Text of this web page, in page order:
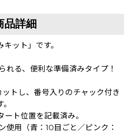
品詳細
ット」です。
れる、便利な準備済みタイプ！
トし、番号入りのチャック付き
ト位置を記載済み。
使用（青：10目ごと／ピンク：